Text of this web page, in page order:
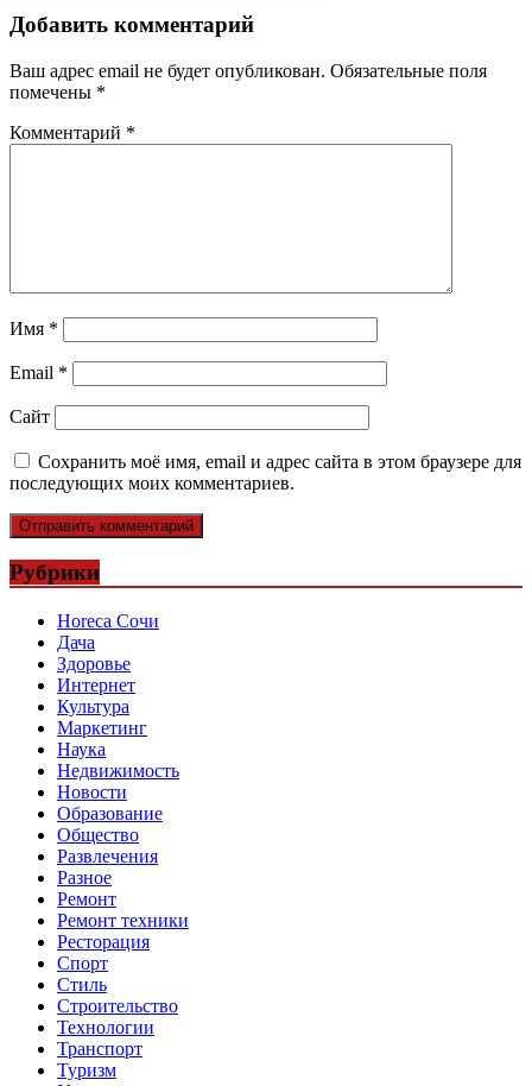
Добавить комментарий
Ваш адрес email не будет опубликован. Обязательные поля
помечены *
Комментарий *
Имя *
Email *
Сайт
Сохранить моё имя, email и адрес сайта в этом браузере для
последующих моих комментариев.
Рубрики
Horeca Сочи
Дача
Здоровье
Интернет
Культура
Маркетинг
Наука
Недвижимость
Новости
Образование
Общество
Развлечения
Разное
Ремонт
Ремонт техники
Ресторация
Спорт
Стиль
Строительство
Технологии
Транспорт
Туризм